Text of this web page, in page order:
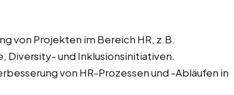
von Projekten im Bereich HR, z.B.
Diversity- und Inklusionsinitiativen.
von HR-Prozessen und -Abläufen in